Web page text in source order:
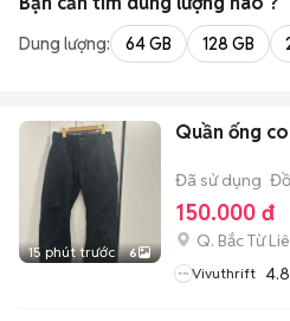
Dung lượng: 64 GB 128 GB
15 phút trước 6
Quần ống
Đã sử dụng
150.000 đ
Q. Bắc Từ
Vivuthrift 4.8